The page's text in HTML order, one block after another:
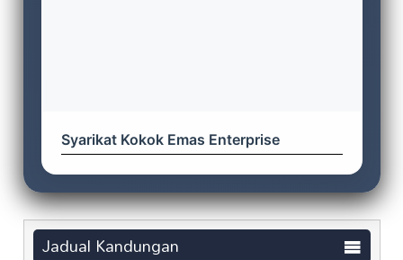
Syarikat Kokok Emas Enterprise
Jadual Kandungan